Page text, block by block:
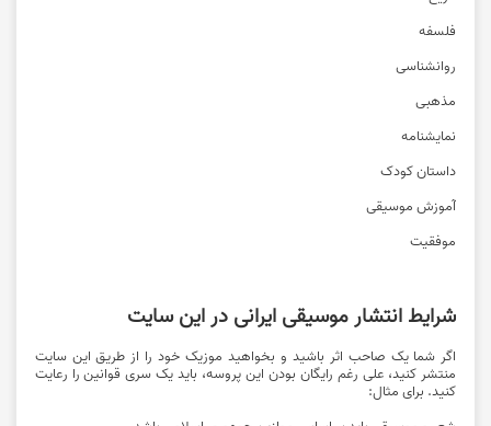
فلسفه
روانشناسی
مذهبی
نمایشنامه
داستان کودک
آموزش موسیقی
موفقیت
شرایط انتشار موسیقی‌ ایرانی در این سایت
اگر شما یک صاحب اثر باشید و بخواهید موزیک خود را از طریق این سایت
منتشر کنید، علی رغم رایگان بودن این پروسه، باید یک سری قوانین را رعایت
کنید. برای مثال: